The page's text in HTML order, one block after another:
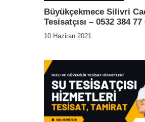
Büyükçekmece Silivri
Tesisatçısı – 0532 384 77
10 Haziran 2021